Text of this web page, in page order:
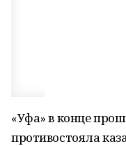
«Уфа» в конце
противостояла